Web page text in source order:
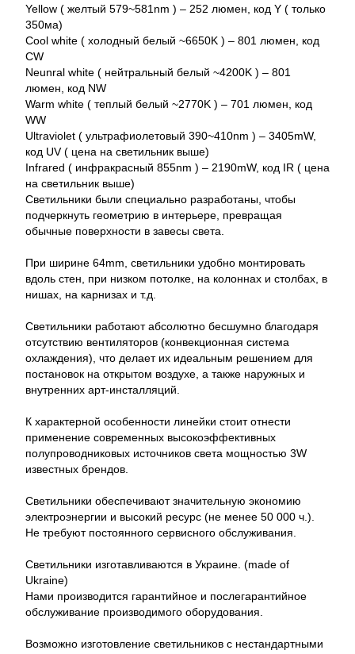
Yellow ( желтый 579~581nm ) – 252 люмен, код Y ( только
350ма)
Cool white ( холодный белый ~6650K ) – 801 люмен, код
CW
Neunral white ( нейтральный белый ~4200K ) – 801
люмен, код NW
Warm white ( теплый белый ~2770K ) – 701 люмен, код
WW
Ultraviolet ( ультрафиолетовый 390~410nm ) – 3405mW,
код UV ( цена на светильник выше)
Infrared ( инфракрасный 855nm ) – 2190mW, код IR ( цена
на светильник выше)
Светильники были специально разработаны, чтобы
подчеркнуть геометрию в интерьере, превращая
обычные поверхности в завесы света.
При ширине 64mm, светильники удобно монтировать
вдоль стен, при низком потолке, на колоннах и столбах, в
нишах, на карнизах и т.д.
Светильники работают абсолютно бесшумно благодаря
отсутствию вентиляторов (конвекционная система
охлаждения), что делает их идеальным решением для
постановок на открытом воздухе, а также наружных и
внутренних арт-инсталляций.
К характерной особенности линейки стоит отнести
применение современных высокоэффективных
полупроводниковых источников света мощностью 3W
известных брендов.
Светильники обеспечивают значительную экономию
электроэнергии и высокий ресурс (не менее 50 000 ч.).
Не требуют постоянного сервисного обслуживания.
Светильники изготавливаются в Украине. (made of
Ukraine)
Нами производится гарантийное и послегарантийное
обслуживание производимого оборудования.
Возможно изготовление светильников с нестандартными